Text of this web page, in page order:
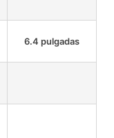
6.4 pulgadas